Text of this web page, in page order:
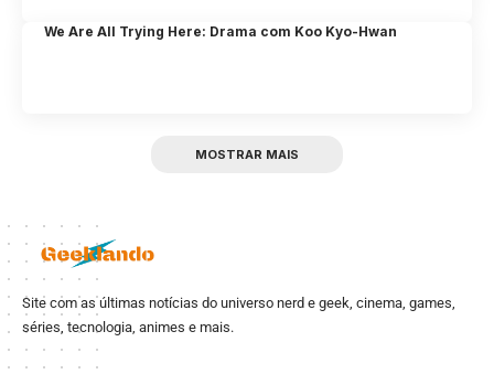
We Are All Trying Here: Drama com Koo Kyo-Hwan
MOSTRAR MAIS
Site com as últimas notícias do universo nerd e geek, cinema, games,
séries, tecnologia, animes e mais.